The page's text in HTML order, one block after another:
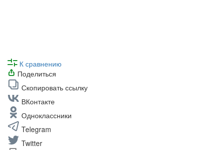
К сравнению
Поделиться
Скопировать ссылку
ВКонтакте
Одноклассники
Telegram
Twitter